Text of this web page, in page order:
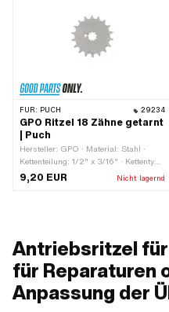
FÜR: PUCH 29234
GPO Ritzel 18 Zähne getarnt
| Puch
Hersteller: GPO · Material: Stahl ·
Kettenteilung: 1/2" x 3/16" · Kettentyp:
415H · Anzahl Zähne: 18 Stk. ·
9,20 EUR Nicht lagernd
Antriebsritzel
für Reparaturen
Anpassung der